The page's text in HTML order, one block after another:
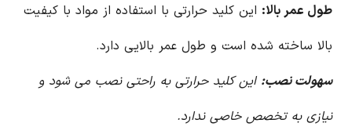
طول عمر بالا: این کلید حرارتی با استفاده از مواد با کیفیت
بالا ساخته شده است و طول عمر بالایی دارد.
سهولت نصب: این کلید حرارتی به راحتی نصب می شود و
نیازی به تخصص خاصی ندارد.